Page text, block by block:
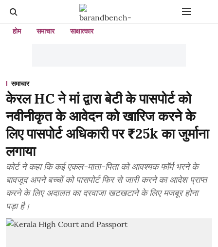
होम समाचार साक्षात्कार
समाचार
केरल HC ने मां द्वारा बेटी के पासपोर्ट को
नवीनीकृत के आवेदन को खारिज करने के
लिए पासपोर्ट अधिकारी पर ₹25k का जुर्माना
लगाया
कोर्ट ने कहा कि कई एकल-माता-पिता को आवश्यक फॉर्म भरने के
बावजूद अपने बच्चों को पासपोर्ट फिर से जारी करने का आदेश प्राप्त
करने के लिए अदालत का दरवाजा खटखटाने के लिए मजबूर होना
पड़ा है।